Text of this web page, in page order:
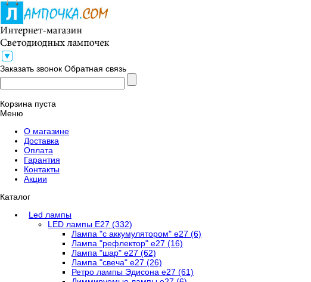
Заказать звонок Обратная связь
Корзина пуста
Меню
О магазине
Доставка
Оплата
Гарантия
Контакты
Акции
Каталог
Led лампы
LED лампы E27 (332)
Лампа "с аккумулятором" е27 (6)
Лампа "рефлектор" е27 (16)
Лампа "шар" е27 (62)
Лампа "свеча" е27 (26)
Ретро лампы Эдисона е27 (61)